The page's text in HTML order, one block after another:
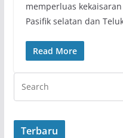
memperluas
Pasifik selatan dan
Read More
Terbaru